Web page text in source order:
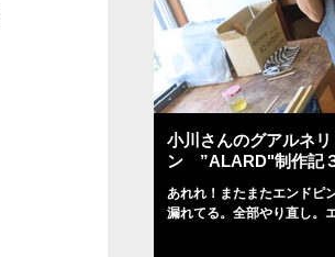
小川さんのグアルネ
ン ”ALARD"制作記
あれれ！またまたエンドピ
漏れてる。全部やり直し。